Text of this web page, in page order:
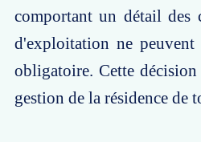
comportant un détail des
d'exploitation ne
obligatoire. Cette
gestion de la résidence de